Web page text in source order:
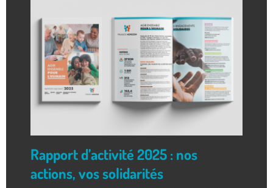
Rapport d’activité 2025 : nos
actions, vos solidarités